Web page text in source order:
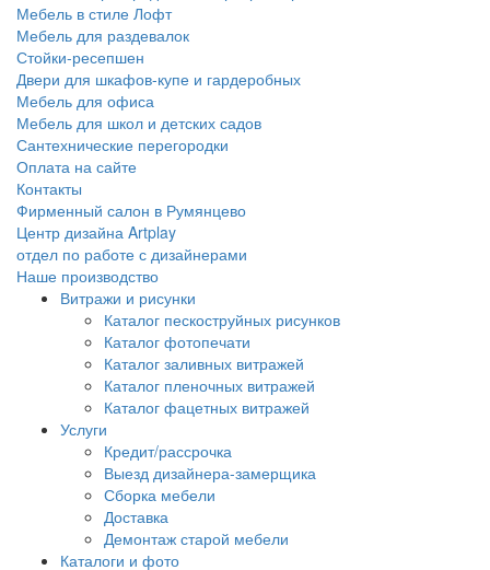
Мебель в стиле Лофт
Мебель для раздевалок
Стойки-ресепшен
Двери для шкафов-купе и гардеробных
Мебель для офиса
Мебель для школ и детских садов
Сантехнические перегородки
Оплата на сайте
Контакты
Фирменный салон в Румянцево
Центр дизайна Artplay
отдел по работе с дизайнерами
Наше производство
Витражи и рисунки
Каталог пескоструйных рисунков
Каталог фотопечати
Каталог заливных витражей
Каталог пленочных витражей
Каталог фацетных витражей
Услуги
Кредит/рассрочка
Выезд дизайнера-замерщика
Сборка мебели
Доставка
Демонтаж старой мебели
Каталоги и фото